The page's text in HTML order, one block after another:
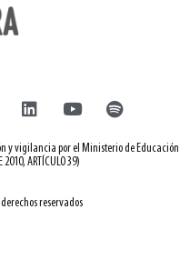
y vigilancia por el Ministerio de Educación
2010, ARTÍCULO 39)
reservados